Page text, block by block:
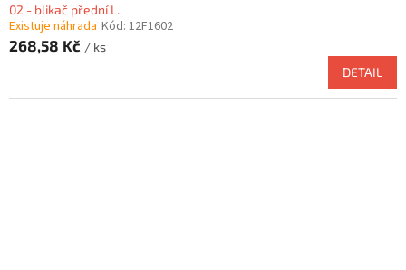
02 - blikač přední L.
Existuje náhrada Kód: 12F1602
268,58 Kč / ks
DETAIL